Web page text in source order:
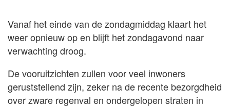
Vanaf het einde van de zondagmiddag klaart het
weer opnieuw op en blijft het zondagavond naar
verwachting droog.
De vooruitzichten zullen voor veel inwoners
geruststellend zijn, zeker na de recente bezorgdheid
over zware regenval en ondergelopen straten in